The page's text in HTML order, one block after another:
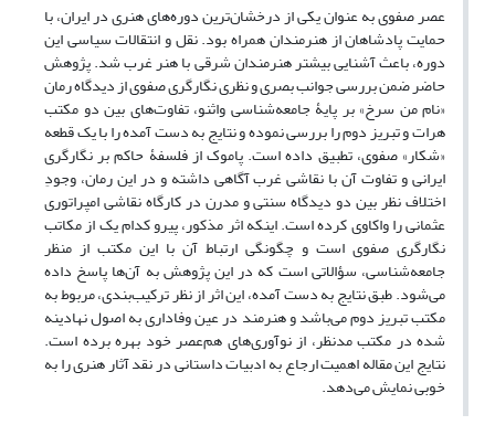
عصر صفوی به عنوان یکی از درخشان‌ترین دوره‌های هنری در ایران، با
حمایت پادشاهان از هنرمندان همراه بود. نقل و انتقالات سیاسی این
دوره، باعث آشنایی بیشتر هنرمندان شرقی با هنر غرب شد. پژوهش
حاضر ضمن بررسی جوانب بصری و نظری نگارگری صفوی از دیدگاه رمان
«نام من سرخ» بر پایۀ جامعه‌شناسی واثنو، تفاوت‌های بین دو مکتب
هرات و تبریز دوم را بررسی نموده و نتایج به دست آمده را با یک قطعه
«شکار» صفوی، تطبیق داده است. پاموک از فلسفۀ حاکم بر نگارگری
ایرانی و تفاوت آن‌ با نقاشی غرب آگاهی داشته و در این رمان، وجودِ
اختلاف نظر بین دو دیدگاه سنتی و مدرن در کارگاه نقاشی امپراتوری
عثمانی را واکاوی کرده است. اینکه اثر مذکور، پیرو کدام یک از مکاتب
نگارگری صفوی است و چگونگی ارتباط آن با این مکتب از منظر
جامعه‌شناسی، سؤالاتی است که در این پژوهش به آن‌ها پاسخ داده
می‌شود. طبق نتایج به دست آمده، این اثر از نظر ترکیب‌بندی، مربوط به
مکتب تبریز دوم می‌باشد و هنرمند در عین وفاداری به اصول نهادینه‌
شده در مکتب مدنظر، از نوآوری‌های هم‌عصر خود بهره برده است.
نتایج این مقاله اهمیت ارجاع به ادبیات داستانی در نقد آثار هنری را به
خوبی نمایش می‌دهد.